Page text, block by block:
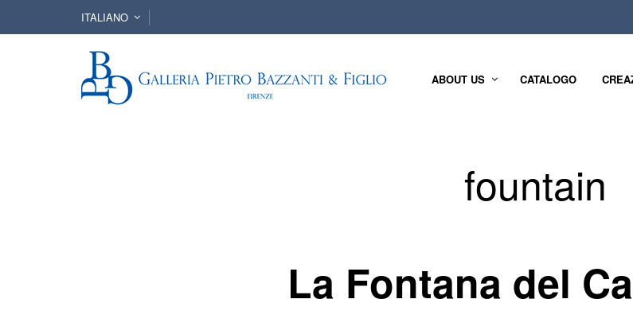
ITALIANO
ABOUT US CATALOGO
fountain
La Fontana del